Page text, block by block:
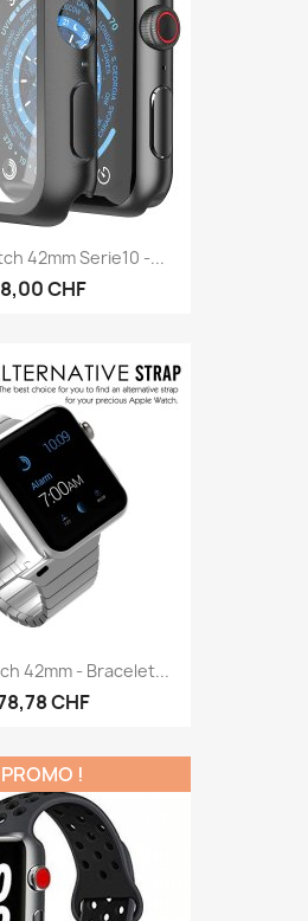
42mm Serie10 -...
8,00 CHF
42mm - Bracelet...
CHF
PROMO !